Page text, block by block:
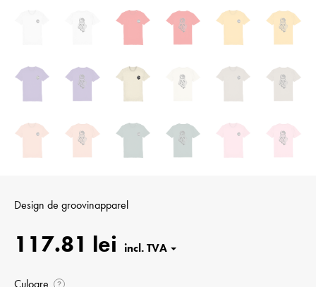
Design de groovinapparel
117.81 lei
?